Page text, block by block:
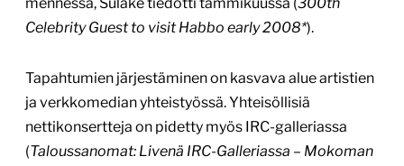
Celebrity Guest to visit Habbo early 2008*).
Tapahtumien järjestäminen on kasvava alue artistien
ja verkkomedian yhteistyössä. Yhteisöllisiä
nettikonsertteja on pidetty myös IRC-galleriassa
(Taloussanomat: Livenä IRC-Galleriassa – Mokoman